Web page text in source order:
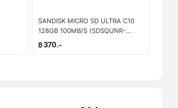
SANDISK MICRO SD ULTRA C10
128GB 100MB/S (SDSQUNR-
128G-GN6MN) By SuperTStore
฿ 370.-